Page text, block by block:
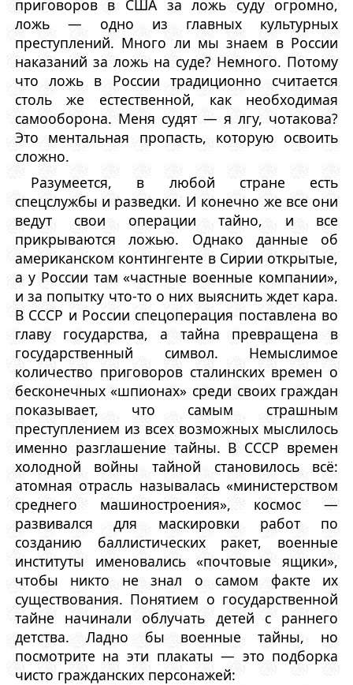
приговоров в США за ложь суду огромно,
ложь — одно из главных культурных
преступлений. Много ли мы знаем в России
наказаний за ложь на суде? Немного. Потому
что ложь в России традиционно считается
столь же естественной, как необходимая
самооборона. Меня судят — я лгу, чотакова?
Это ментальная пропасть, которую освоить
сложно.
Разумеется, в любой стране есть
спецслужбы и разведки. И конечно же все они
ведут свои операции тайно, и все
прикрываются ложью. Однако данные об
американском контингенте в Сирии открытые,
а у России там «частные военные компании»,
и за попытку что-то о них выяснить ждет кара.
В СССР и России спецоперация поставлена во
главу государства, а тайна превращена в
государственный символ. Немыслимое
количество приговоров сталинских времен о
бесконечных «шпионах» среди своих граждан
показывает, что самым страшным
преступлением из всех возможных мыслилось
именно разглашение тайны. В СССР времен
холодной войны тайной становилось всё:
атомная отрасль называлась «министерством
среднего машиностроения», космос —
развивался для маскировки работ по
созданию баллистических ракет, военные
институты именовались «почтовые ящики»,
чтобы никто не знал о самом факте их
существования. Понятием о государственной
тайне начинали облучать детей с раннего
детства. Ладно бы военные тайны, но
посмотрите на эти плакаты — это подборка
чисто гражданских персонажей: